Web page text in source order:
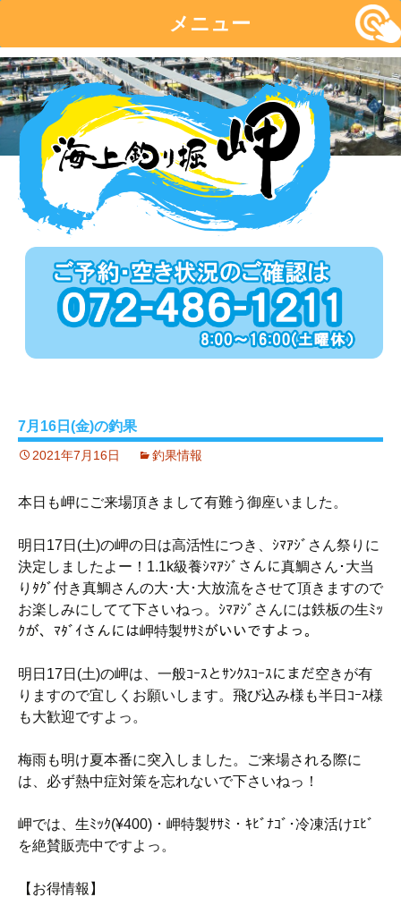
メニュー
コ
ン
テ
ン
7月16日(金)の釣果
2021年7月16日 釣果情報
本日も岬にご来場頂きまして有難う御座いました。
明日17日(土)の岬の日は高活性につき、ｼﾏｱｼﾞさん祭りに
決定しましたよー！1.1k級養ｼﾏｱｼﾞさんに真鯛さん･大当
りﾀｸﾞ付き真鯛さんの大･大･大放流をさせて頂きますので
お楽しみにしてて下さいねっ。ｼﾏｱｼﾞさんには鉄板の生ﾐｯ
ｸが、ﾏﾀﾞｲさんには岬特製ｻｻﾐがいいですよっ。
明日17日(土)の岬は、一般ｺｰｽとｻﾝｸｽｺｰｽにまだ空きが有
りますので宜しくお願いします。飛び込み様も半日ｺｰｽ様
も大歓迎ですよっ。
梅雨も明け夏本番に突入しました。ご来場される際に
は、必ず熱中症対策を忘れないで下さいねっ！
岬では、生ﾐｯｸ(¥400)・岬特製ｻｻﾐ・ｷﾋﾞﾅｺﾞ･冷凍活けｴﾋﾞ
を絶賛販売中ですよっ。
【お得情報】